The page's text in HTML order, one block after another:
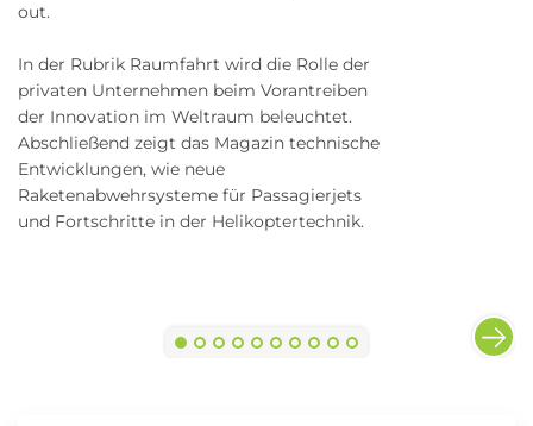
out.
In der Rubrik Raumfahrt wird die Rolle der
privaten Unternehmen beim Vorantreiben
der Innovation im Weltraum beleuchtet.
Abschließend zeigt das Magazin technische
Entwicklungen, wie neue
Raketenabwehrsysteme für Passagierjets
und Fortschritte in der Helikoptertechnik.